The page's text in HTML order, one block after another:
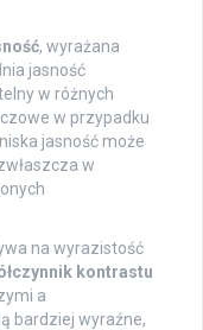
, wyrażana
jasność
w różnych
w przypadku
jasność może
w
na wyrazistość
kontrastu
a
bardziej wyraźne,